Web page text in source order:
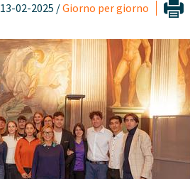
13-02-2025 /Giorno per giorno